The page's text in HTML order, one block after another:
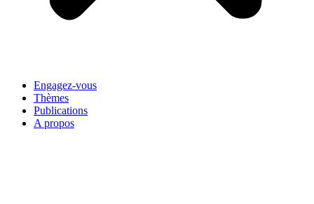
Engagez-vous
Thèmes
Publications
A propos